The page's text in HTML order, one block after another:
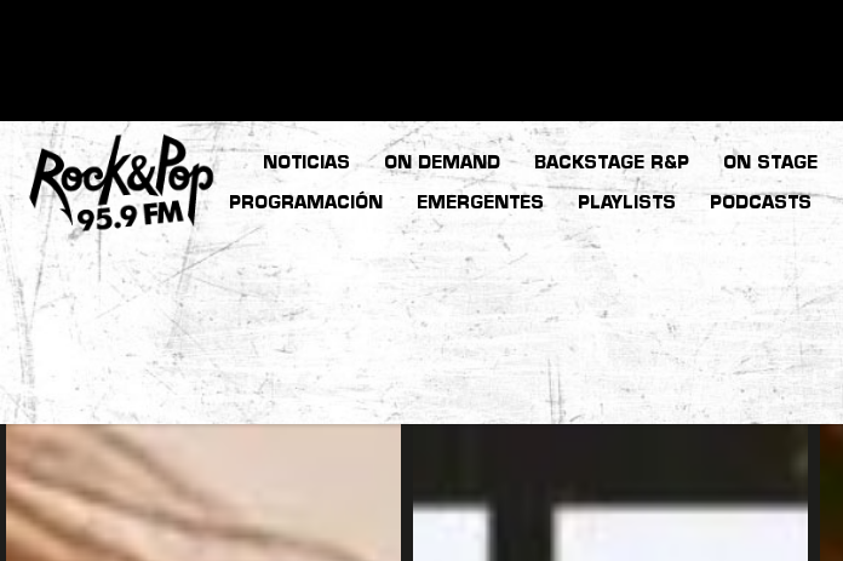
NOTICIAS ON DEMAND BACKSTAGE R&P ON STAGE
PROGRAMACIÓN EMERGENTES PLAYLISTS PODCASTS